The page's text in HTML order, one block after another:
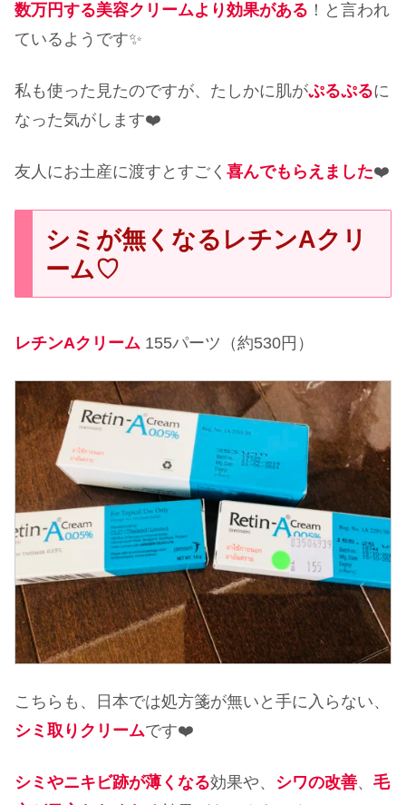
数万円する美容クリームより効果がある ！と言われ
ているようです✨
私も使った見たのですが、たしかに肌がぷるぷるに
なった気がします❤️
友人にお土産に渡すとすごく 喜んでもらえました❤️
シミが無くなるレチンAクリ
ーム♡
レチンAクリーム 155パーツ（約530円）
こちらも、日本では処方箋が無いと手に入らない、
シミ取りクリームです❤️
シミやニキビ跡が薄くなる効果や、 シワの改善、 毛